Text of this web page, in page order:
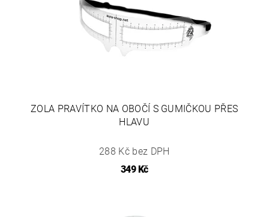
ZOLA PRAVÍTKO NA OBOČÍ S GUMIČKOU PŘES
HLAVU
288 Kč bez DPH
349 Kč